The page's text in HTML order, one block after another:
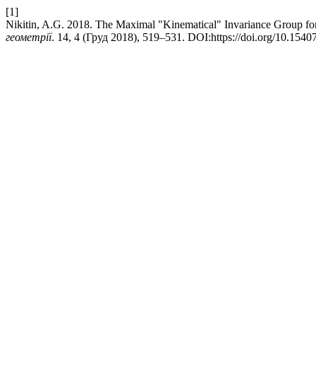
[1]
Nikitin, A.G. 2018. The Maximal "Kinematical" Invariance Group
геометрії. 14, 4 (Груд 2018), 519–531. DOI:https://doi.org/